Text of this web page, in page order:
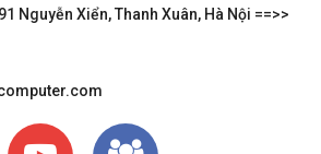
91 Nguyễn Xiển, Thanh Xuân, Hà Nội ==>>